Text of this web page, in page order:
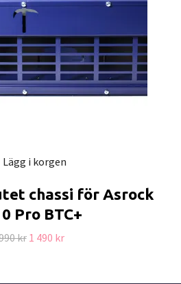
Lägg i korgen
chassi för Asrock
Pro BTC+
kr 1 490 kr